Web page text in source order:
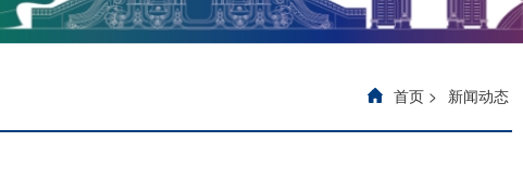
首页 > 新闻动态